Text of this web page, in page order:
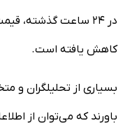
کاهش یافته است.
بسیاری از تحلیلگران و
باورند که می‌توان از